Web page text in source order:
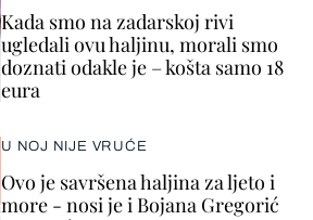
Kada smo na zadarskoj rivi
ugledali ovu haljinu, morali smo
doznati odakle je – košta samo 18
eura
U NOJ NIJE VRUĆE
Ovo je savršena haljina za ljeto i
more - nosi je i Bojana Gregorić